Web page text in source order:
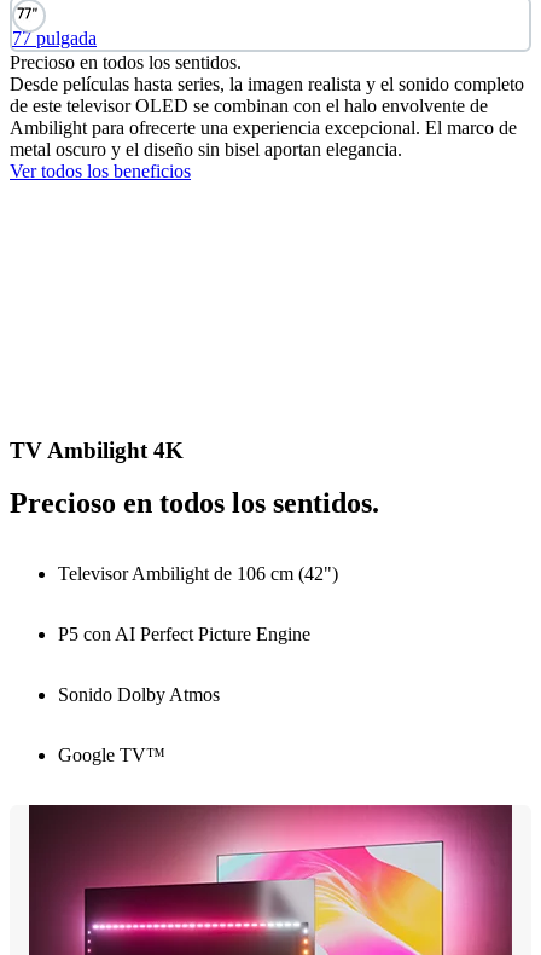
77 pulgada
Precioso en todos los sentidos.
Desde películas hasta series, la imagen realista y el sonido completo
de este televisor OLED se combinan con el halo envolvente de
Ambilight para ofrecerte una experiencia excepcional. El marco de
metal oscuro y el diseño sin bisel aportan elegancia.
Ver todos los beneficios
TV Ambilight 4K
Precioso en todos los sentidos.
Televisor Ambilight de 106 cm (42")
P5 con AI Perfect Picture Engine
Sonido Dolby Atmos
Google TV™